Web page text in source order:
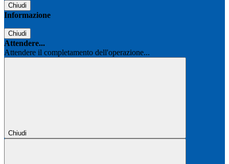
Chiudi
Informazione
Chiudi
Attendere...
Attendere il completamento dell'operazione...
Chiudi